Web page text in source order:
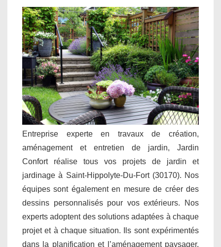
Entreprise experte en travaux de création,
aménagement et entretien de jardin, Jardin
Confort réalise tous vos projets de jardin et
jardinage à Saint-Hippolyte-Du-Fort (30170). Nos
équipes sont également en mesure de créer des
dessins personnalisés pour vos extérieurs. Nos
experts adoptent des solutions adaptées à chaque
projet et à chaque situation. Ils sont expérimentés
dans la planification et l’aménagement paysager.